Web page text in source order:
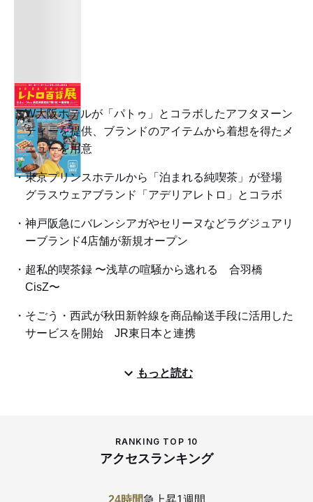
W大阪ホテルが「パトゥ」とコラボしたアフタヌーン
ティーを提供、ブランドのアイテムから着想を得たメ
ニューを用意
東京プリンスホテルから「泊まれる純喫茶」が登場
グラスウェアブランド「アデリアレトロ」とコラボ
神戸阪急にバレンシアガやセリーヌなどラグジュアリ
ーブランド4店舗が新規オープン
超私的喫茶録 〜浅草の喧騒から逃れる 合羽橋
CisZ〜
そごう・西武が秋田新幹線を商品輸送手段に活用した
サービスを開始 JR東日本と連携
もっと読む
RANKING TOP 10
アクセスランキング